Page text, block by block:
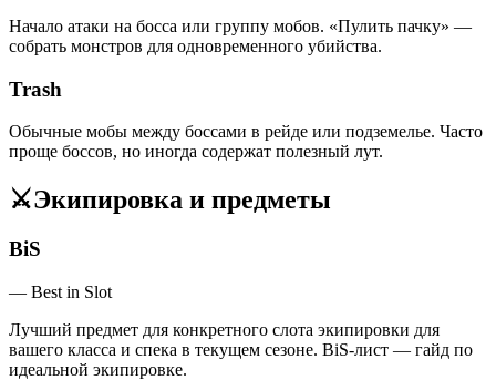
Начало атаки на босса или группу мобов. «Пулить пачку» —
собрать монстров для одновременного убийства.
Trash
Обычные мобы между боссами в рейде или подземелье. Часто
проще боссов, но иногда содержат полезный лут.
⚔️Экипировка и предметы
BiS
— Best in Slot
Лучший предмет для конкретного слота экипировки для
вашего класса и спека в текущем сезоне. BiS-лист — гайд по
идеальной экипировке.